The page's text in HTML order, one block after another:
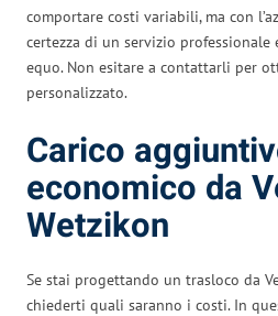
comportare costi variabili, ma con
certezza di un servizio professionale
equo. Non esitare a contattarli per
personalizzato.
Carico
economico da
Wetzikon
Se stai progettando un trasloco da
chiederti quali saranno i costi. In